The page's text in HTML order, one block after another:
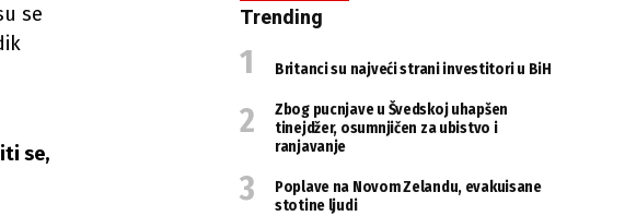
se
se,
Trending
Britanci su najveći strani investitori u BiH
Zbog pucnjave u Švedskoj uhapšen
tinejdžer, osumnjičen za ubistvo i
ranjavanje
Poplave na Novom Zelandu, evakuisane
stotine ljudi